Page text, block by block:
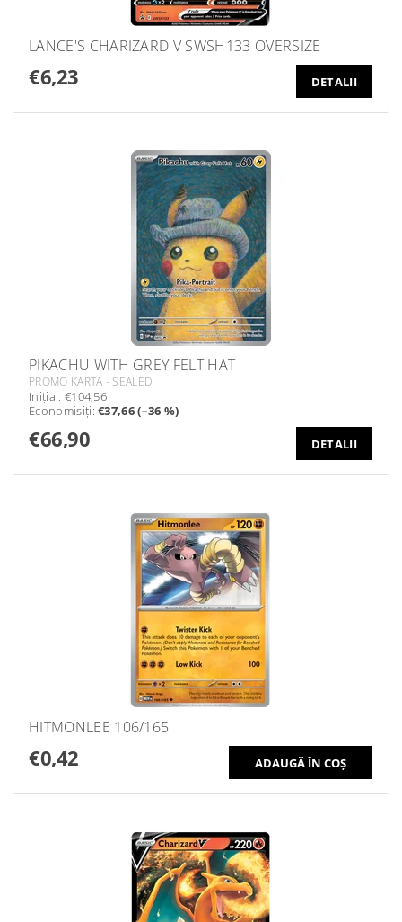
LANCE'S CHARIZARD V SWSH133 OVERSIZE
€6,23 DETALII
PIKACHU WITH GREY FELT HAT
PROMO KARTA - SEALED
Iniţial: €104,56
Economisiţi:€37,66 (–36 %)
€66,90 DETALII
HITMONLEE 106/165
€0,42